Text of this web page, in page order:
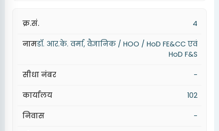
4
डॉ. आर.के. वर्मा, वैज्ञानिक / HOO / HoD FE&CC एवं
HoD F&S
-
102
-